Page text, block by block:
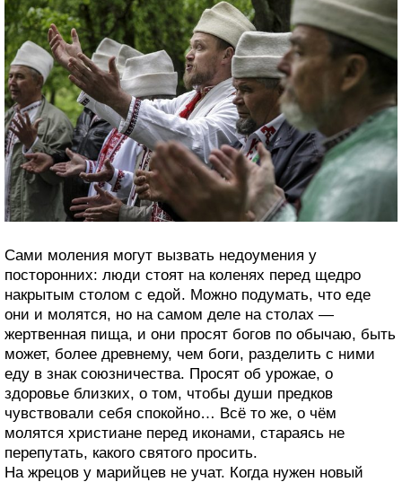
Сами моления могут вызвать недоумения у
посторонних: люди стоят на коленях перед щедро
накрытым столом с едой. Можно подумать, что еде
они и молятся, но на самом деле на столах —
жертвенная пища, и они просят богов по обычаю, быть
может, более древнему, чем боги, разделить с ними
еду в знак союзничества. Просят об урожае, о
здоровье близких, о том, чтобы души предков
чувствовали себя спокойно… Всё то же, о чём
молятся христиане перед иконами, стараясь не
перепутать, какого святого просить.
На жрецов у марийцев не учат. Когда нужен новый